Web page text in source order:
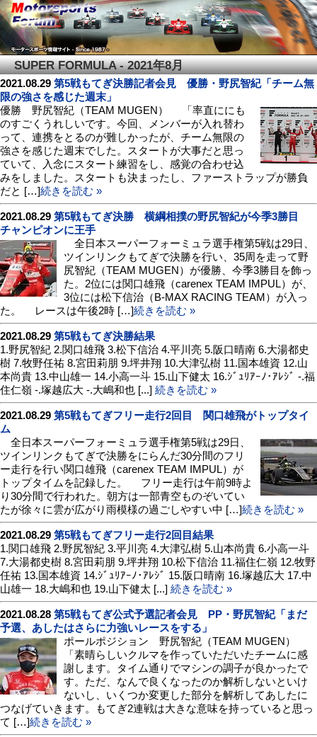
SUPER FORMULA - 2021年8月
2021.08.29 第5戦もてぎ決勝記者会見 優勝・野尻智紀「チーム無
限の強さを感じた週末」
優勝 野尻智紀（TEAM MUGEN） 「率直ににも
のすごくうれしいです。今回、メンバーが入れ替わ
って、連携をとるのが難しかったが、チーム無限の
強さを感じた週末でした。スタートが大事だと思っ
ていて、入念にスタート練習をし、感覚の合わせ込
みをしました。スタートも決まったし、ファーストラップが勝負
だと […]続きを読む »
2021.08.29 第5戦もてぎ決勝 横綱相撲の野尻智紀が今季3勝目
チャンピオンに王手
全日本スーパーフォーミュラ選手権第5戦は29日、
ツインリンクもてぎで決勝を行い、35周を走って野
尻智紀（TEAM MUGEN）が優勝、今季3勝目を飾っ
た。2位には関口雄飛（carenex TEAM IMPUL）が、
3位には松下信治（B-MAX RACING TEAM）が入っ
た。 レースは午後2時 […]続きを読む »
2021.08.29 第5戦もてぎ決勝結果
1.野尻智紀 2.関口雄飛 3.松下信治 4.平川亮 5.阪口晴南 6.大湯都史
樹 7.牧野任祐 8.宮田莉朋 9.坪井翔 10.大津弘樹 11.国本雄資 12.山
本尚貴 13.中山雄一 14.小高一斗 15.山下健太 16.ｼﾞｭﾘｱｰﾉ･ｱﾚｼﾞ -.福
住仁嶺 -.塚越広大 -.大嶋和也 [...] 続きを読む »
2021.08.29 第5戦もてぎフリー走行2回目 関口雄飛がトップタイ
ム
全日本スーパーフォーミュラ選手権第5戦は29日、
ツインリンクもてぎで決勝をにらんだ30分間のフリ
ー走行を行い関口雄飛（carenex TEAM IMPUL）が
トップタイムを記録した。 フリー走行は午前9時よ
り30分間で行われた。朝方は一部青空ものぞいてい
たが徐々に雲が広がり雨模様の過ごしやすい中 […]続きを読む »
2021.08.29 第5戦もてぎフリー走行2回目結果
1.関口雄飛 2.野尻智紀 3.平川亮 4.大津弘樹 5.山本尚貴 6.小高一斗
7.大湯都史樹 8.宮田莉朋 9.坪井翔 10.松下信治 11.福住仁嶺 12.牧野
任祐 13.国本雄資 14.ｼﾞｭﾘｱｰﾉ･ｱﾚｼﾞ 15.阪口晴南 16.塚越広大 17.中
山雄一 18.大嶋和也 19.山下健太 [...] 続きを読む »
2021.08.28 第5戦もてぎ公式予選記者会見 PP・野尻智紀「まだ
予選、あしたはさらに力強いレースをする」
ポールポジション 野尻智紀（TEAM MUGEN）
「素晴らしいクルマを作っていただいたチームに感
謝します。タイム通りでマシンの調子が良かったで
す。ただ、なんで良くなったのか解析しないといけ
ないし、いくつか変更した部分を解析してあしたに
つなげていきます。もてぎ2連戦は大きな意味を持っていると思っ
て […]続きを読む »